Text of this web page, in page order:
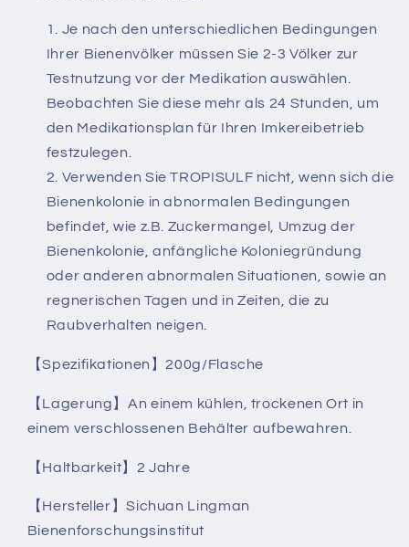
Je nach den unterschiedlichen Bedingungen
Ihrer Bienenvölker müssen Sie 2-3 Völker zur
Testnutzung vor der Medikation auswählen.
Beobachten Sie diese mehr als 24 Stunden, um
den Medikationsplan für Ihren Imkereibetrieb
festzulegen.
Verwenden Sie TROPISULF nicht, wenn sich die
Bienenkolonie in abnormalen Bedingungen
befindet, wie z.B. Zuckermangel, Umzug der
Bienenkolonie, anfängliche Koloniegründung
oder anderen abnormalen Situationen, sowie an
regnerischen Tagen und in Zeiten, die zu
Raubverhalten neigen.
【Spezifikationen】200g/Flasche
【Lagerung】An einem kühlen, trockenen Ort in
einem verschlossenen Behälter aufbewahren.
【Haltbarkeit】2 Jahre
【Hersteller】Sichuan Lingman
Bienenforschungsinstitut